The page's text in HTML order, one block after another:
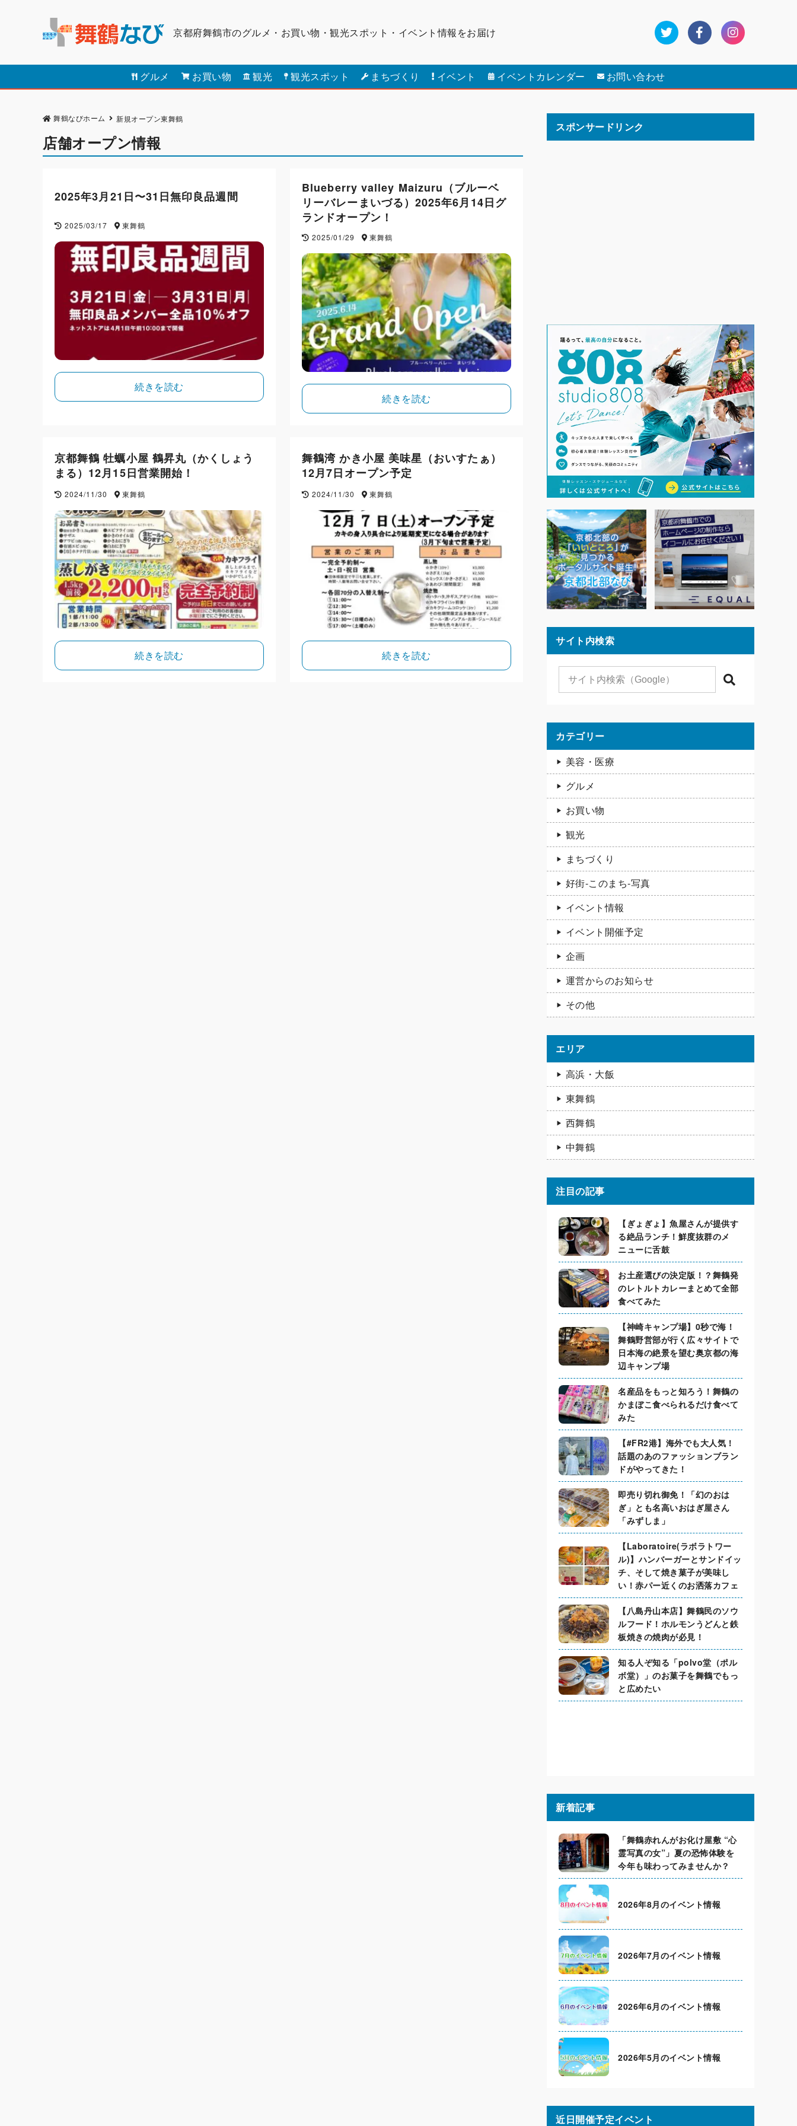
京都府舞鶴市のグルメ・お買い物・観光スポット・ イベント情報をお届け
グルメ お買い物 観光 観光スポット まちづくり イベント イベントカレンダー お問い合わせ
舞鶴なびホーム 新規オープン東舞鶴
店舗オープン情報
2025年3月21日〜31日無印良品週間
2025/03/17 東舞鶴
続きを読む
Blueberry valley Maizuru（ブルーベ
リーバレーまいづる）2025年6月14日グ
ランドオープン！
2025/01/29 東舞鶴
続きを読む
京都舞鶴 牡蠣小屋 鶴昇丸（かくしょう
まる）12月15日営業開始！
2024/11/30 東舞鶴
続きを読む
舞鶴湾 かき小屋 美味星（おいすたぁ）
12月7日オープン予定
2024/11/30 東舞鶴
続きを読む
スポンサードリンク
サイト内検索
検索
カテゴリー
美容・医療
グルメ
お買い物
観光
まちづくり
好街-このまち-写真
イベント情報
イベント開催予定
企画
運営からのお知らせ
その他
エリア
高浜・大飯
東舞鶴
西舞鶴
中舞鶴
注目の記事
【ぎょぎょ】魚屋さんが提供す
る絶品ランチ！鮮度抜群のメ
ニューに舌鼓
お土産選びの決定版！？舞鶴発
のレトルトカレーまとめて全部
食べてみた
【神崎キャンプ場】0秒で海！
舞鶴野営部が行く広々サイトで
日本海の絶景を望む奥京都の海
辺キャンプ場
名産品をもっと知ろう！舞鶴の
かまぼこ食べられるだけ食べて
みた
【#FR2港】海外でも大人気！
話題のあのファッションブラン
ドがやってきた！
即売り切れ御免！「幻のおは
ぎ」とも名高いおはぎ屋さん
「みずしま」
【Laboratoire(ラボラトワー
ル)】ハンバーガーとサンドイッ
チ、そして焼き菓子が美味し
い！赤パー近くのお洒落カフェ
【八島丹山本店】舞鶴民のソウ
ルフード！ホルモンうどんと鉄
板焼きの焼肉が必見！
知る人ぞ知る「polvo堂（ポル
ボ堂）」のお菓子を舞鶴でもっ
と広めたい
新着記事
「舞鶴赤れんがお化け屋敷 “心
霊写真の女”」夏の恐怖体験を
今年も味わってみませんか？
2026年8月のイベント情報
2026年7月のイベント情報
2026年6月のイベント情報
2026年5月のイベント情報
近日開催予定イベント